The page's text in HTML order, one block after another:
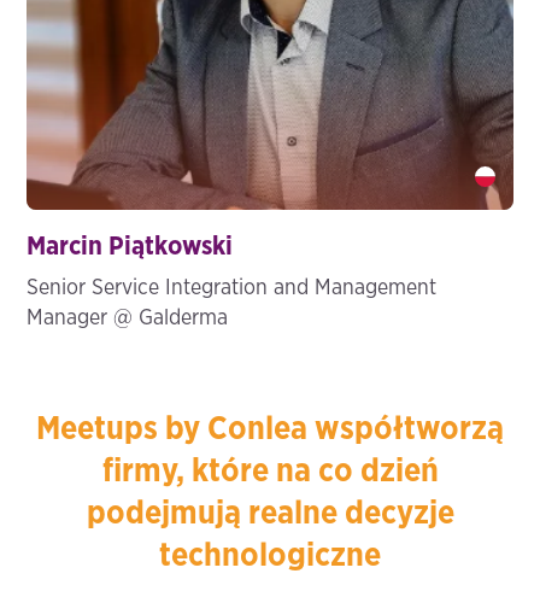
Marcin Piątkowski
Senior Service Integration and Management
Manager @ Galderma
Meetups by Conlea współtworzą
firmy, które na co dzień
podejmują realne decyzje
technologiczne